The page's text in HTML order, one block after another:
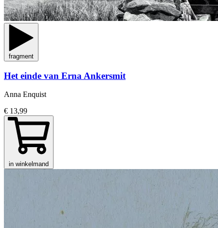
fragment
Het einde van Erna Ankersmit
Anna Enquist
€ 13,99
in winkelmand